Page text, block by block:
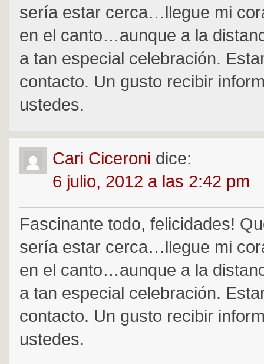
sería estar cerca…llegue mi
en el canto…aunque a la
a tan especial celebración.
contacto. Un gusto recibir
ustedes.
Cari Ciceroni dice:
6 julio, 2012 a las 2:42 pm
Fascinante todo, felicidades!
sería estar cerca…llegue mi
en el canto…aunque a la
a tan especial celebración.
contacto. Un gusto recibir
ustedes.